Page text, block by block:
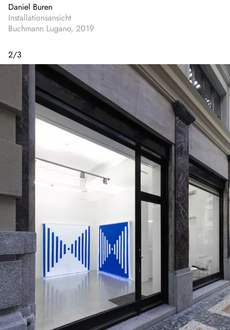
Daniel Buren
Installationsansicht
Buchmann Lugano, 2019
2/3